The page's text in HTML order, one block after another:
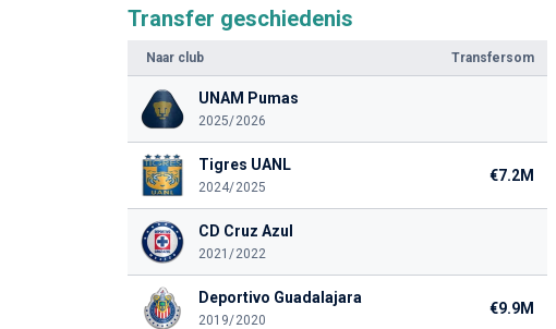
Transfer geschiedenis
Naar club Transfersom
UNAM Pumas
2025/2026
Tigres UANL
2024/2025
€7.2M
CD Cruz Azul
2021/2022
Deportivo Guadalajara
2019/2020
€9.9M